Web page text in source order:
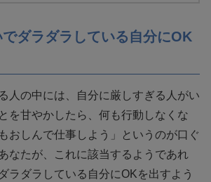
ダラダラしている自分にOK
人の中には、自分に厳しすぎる人がい
を甘やかしたら、何も行動しなくな
おしんで仕事しよう」というのが口ぐ
なたが、これに該当するようであれ
ラダラしている自分にOKを出すよう